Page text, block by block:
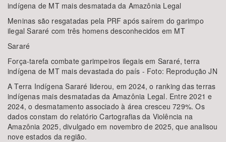
indígena de MT mais desmatada da Amazônia Legal
Meninas são resgatadas pela PRF após saírem do garimpo
ilegal Sararé com três homens desconhecidos em MT
Sararé
Força-tarefa combate garimpeiros ilegais em Sararé, terra
indígena de MT mais devastada do país - Foto: Reprodução JN
A Terra Indígena Sararé liderou, em 2024, o ranking das terras
indígenas mais desmatadas da Amazônia Legal. Entre 2021 e
2024, o desmatamento associado à área cresceu 729%. Os
dados constam do relatório Cartografias da Violência na
Amazônia 2025, divulgado em novembro de 2025, que analisou
nove estados da região.